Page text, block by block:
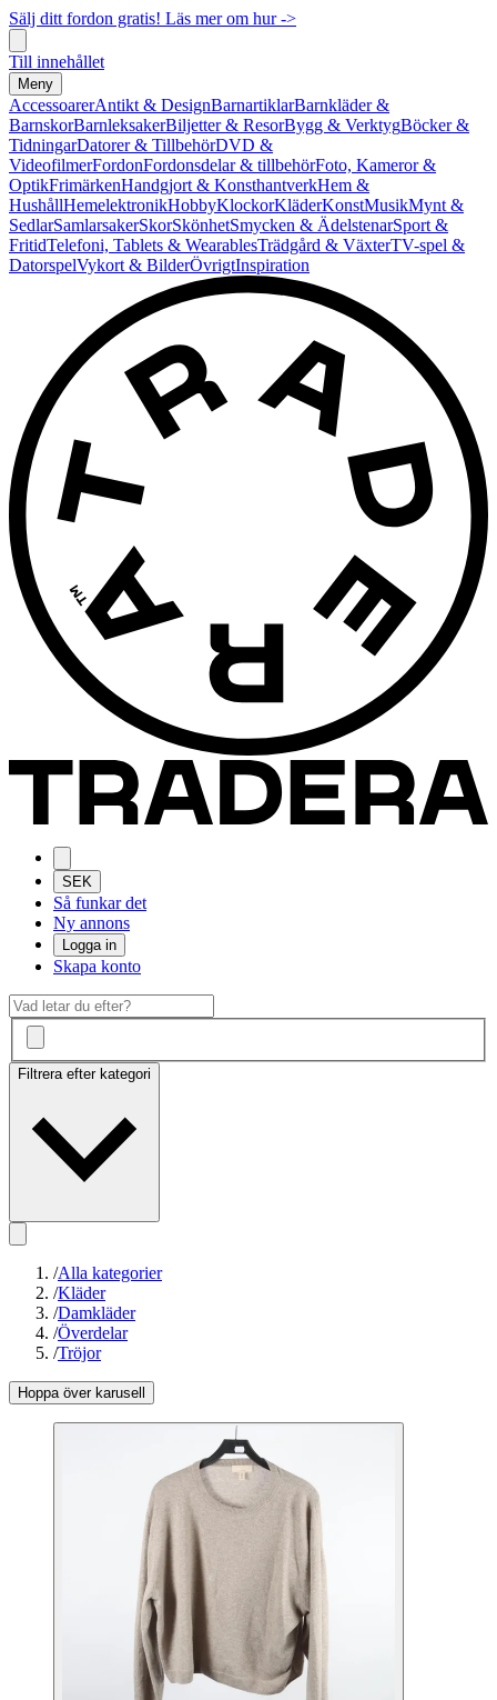
Sälj ditt fordon gratis! Läs mer om hur ->
Till innehållet
Meny
AccessoarerAntikt & DesignBarnartiklarBarnkläder &
BarnskorBarnleksakerBiljetter & ResorBygg & VerktygBöcker &
TidningarDatorer & TillbehörDVD &
VideofilmerFordonFordonsdelar & tillbehörFoto, Kameror &
OptikFrimärkenHandgjort & KonsthantverkHem &
HushållHemelektronikHobbyKlockorKläderKonstMusikMynt &
SedlarSamlarsakerSkorSkönhetSmycken & ÄdelstenarSport &
FritidTelefoni, Tablets & WearablesTrädgård & VäxterTV-spel &
DatorspelVykort & BilderÖvrigtInspiration
SEK
Så funkar det
Ny annons
Logga in
Skapa konto
Filtrera efter kategori
/Alla kategorier
/Kläder
/Damkläder
/Överdelar
/Tröjor
Hoppa över karusell